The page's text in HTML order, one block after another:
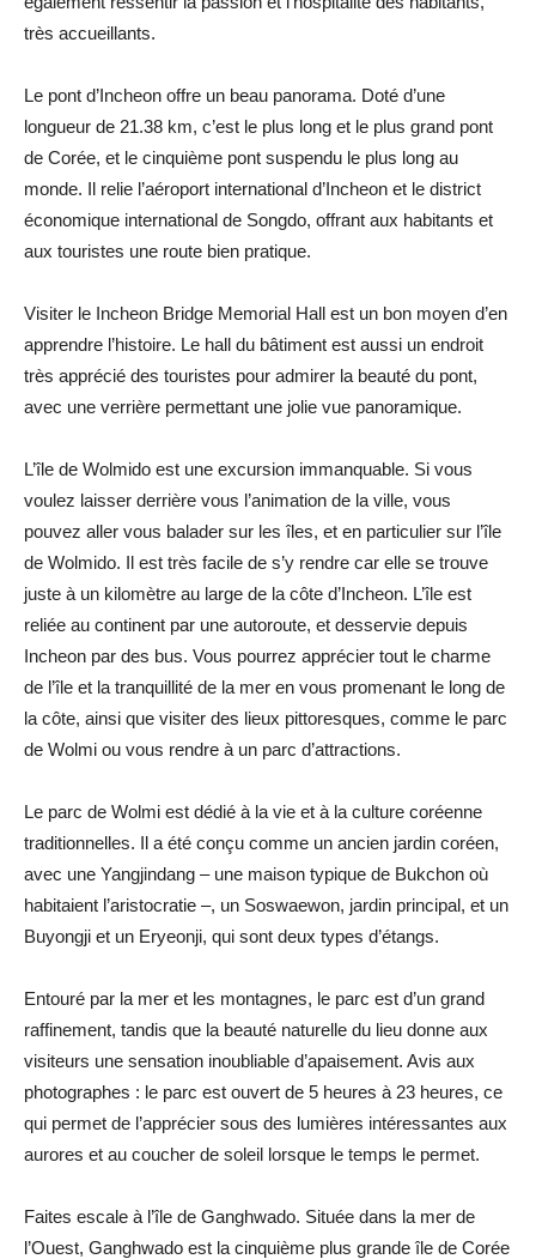
très accueillants.
Le pont d’Incheon offre un beau panorama. Doté d’une
longueur de 21.38 km, c’est le plus long et le plus grand pont
de Corée, et le cinquième pont suspendu le plus long au
monde. Il relie l’aéroport international d’Incheon et le district
économique international de Songdo, offrant aux habitants et
aux touristes une route bien pratique.
Visiter le Incheon Bridge Memorial Hall est un bon moyen d’en
apprendre l’histoire. Le hall du bâtiment est aussi un endroit
très apprécié des touristes pour admirer la beauté du pont,
avec une verrière permettant une jolie vue panoramique.
L’île de Wolmido est une excursion immanquable. Si vous
voulez laisser derrière vous l’animation de la ville, vous
pouvez aller vous balader sur les îles, et en particulier sur l’île
de Wolmido. Il est très facile de s’y rendre car elle se trouve
juste à un kilomètre au large de la côte d’Incheon. L’île est
reliée au continent par une autoroute, et desservie depuis
Incheon par des bus. Vous pourrez apprécier tout le charme
de l’île et la tranquillité de la mer en vous promenant le long de
la côte, ainsi que visiter des lieux pittoresques, comme le parc
de Wolmi ou vous rendre à un parc d’attractions.
Le parc de Wolmi est dédié à la vie et à la culture coréenne
traditionnelles. Il a été conçu comme un ancien jardin coréen,
avec une Yangjindang – une maison typique de Bukchon où
habitaient l’aristocratie –, un Soswaewon, jardin principal, et un
Buyongji et un Eryeonji, qui sont deux types d’étangs.
Entouré par la mer et les montagnes, le parc est d’un grand
raffinement, tandis que la beauté naturelle du lieu donne aux
visiteurs une sensation inoubliable d’apaisement. Avis aux
photographes : le parc est ouvert de 5 heures à 23 heures, ce
qui permet de l’apprécier sous des lumières intéressantes aux
aurores et au coucher de soleil lorsque le temps le permet.
Faites escale à l’île de Ganghwado. Située dans la mer de
l’Ouest, Ganghwado est la cinquième plus grande île de Corée